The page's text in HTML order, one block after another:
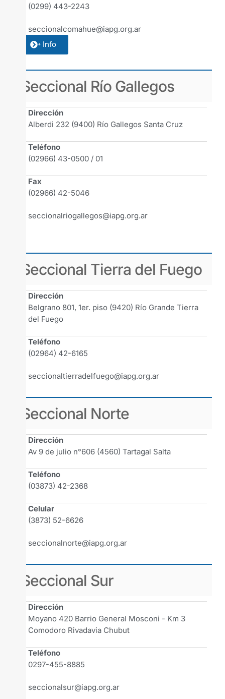
(0299) 443-2243
seccionalcomahue@iapg.org.ar
+ Info
Seccional Río Gallegos
Dirección
Alberdi 232 (9400) Río Gallegos Santa Cruz
Teléfono
(02966) 43-0500 / 01
Fax
(02966) 42-5046
seccionalriogallegos@iapg.org.ar
Seccional Tierra del Fuego
Dirección
Belgrano 801, 1er. piso (9420) Río Grande Tierra
del Fuego
Teléfono
(02964) 42-6165
seccionaltierradelfuego@iapg.org.ar
Seccional Norte
Dirección
Av 9 de julio n°606 (4560) Tartagal Salta
Teléfono
(03873) 42-2368
Celular
(3873) 52-6626
seccionalnorte@iapg.org.ar
Seccional Sur
Dirección
Moyano 420 Barrio General Mosconi - Km 3
Comodoro Rivadavia Chubut
Teléfono
0297-455-8885
seccionalsur@iapg.org.ar